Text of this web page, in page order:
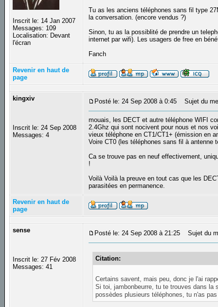
Inscrit le: 14 Jan 2007
Messages: 109
Localisation: Devant
l'écran
Tu as les anciens téléphones sans fil type
la conversation. (encore vendus ?)
Sinon, tu as la possiblité de prendre un
internet par wifi). Les usagers de free en
Fanch
Revenir en haut de
page
kingxiv
Inscrit le: 24 Sep 2008
Messages: 4
Posté le: 24 Sep 2008 à 0:45 Sujet du
mouais, les DECT et autre téléphone WIFI
2.4Ghz qui sont nocivent pour nous et nos
vieux téléphone en CT1/CT1+ (émission en
Voire CT0 (les téléphones sans fil à
Ca se trouve pas en neuf effectivement,
!
Voilà Voilà la preuve en tout cas que les
parasitées en permanence.
Revenir en haut de
page
sense
Inscrit le: 27 Fév 2008
Messages: 41
Posté le: 24 Sep 2008 à 21:25 Sujet du
Citation:
Certains savent, mais peu, donc je l'ai
Si toi, jambonbeurre, tu te trouves dans la
possèdes plusieurs téléphones, tu n'as